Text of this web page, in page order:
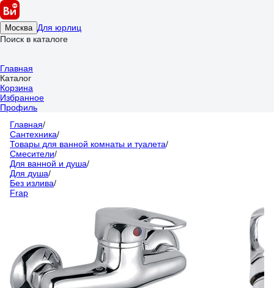
Москва Для юрлиц
Поиск в каталоге
Главная
Каталог
Корзина
Избранное
Профиль
Главная/
Сантехника/
Товары для ванной комнаты и туалета/
Смесители/
Для ванной и душа/
Для душа/
Без излива/
Frap